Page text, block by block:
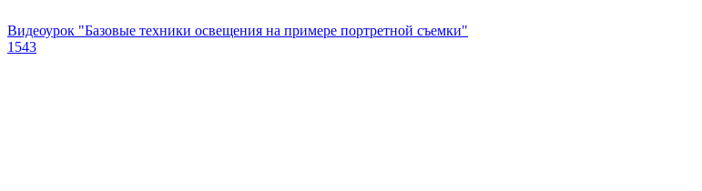
Видеоурок "Базовые техники освещения на примере портретной съемки"
1543